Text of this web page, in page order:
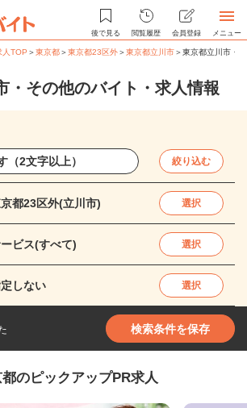
後で見る 閲覧履歴 会員登録 メニュー
人TOP ＞東京都＞東京都23区外＞東京都立川市＞東京都立川市・
・その他のバイト・求人情報
絞り込む
都23区外(立川市) 選択
ビス(すべて) 選択
しない 選択
検索条件を保存
のピックアップPR求人